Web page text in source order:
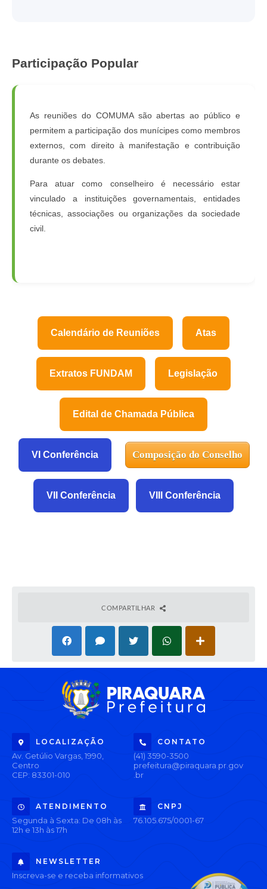
Participação Popular
As reuniões do COMUMA são abertas ao público e
permitem a participação dos munícipes como membros
externos, com direito à manifestação e contribuição
durante os debates.
Para atuar como conselheiro é necessário estar
vinculado a instituições governamentais, entidades
técnicas, associações ou organizações da sociedade
civil.
Calendário de Reuniões Atas
Extratos FUNDAM Legislação
Edital de Chamada Pública
VI Conferência Composição do Conselho
VII Conferência VIII Conferência
COMPARTILHAR
LOCALIZAÇÃO
Av. Getúlio Vargas, 1990,
Centro
CEP: 83301-010
CONTATO
(41) 3590-3500
prefeitura@piraquara.pr.gov
.br
ATENDIMENTO
Segunda à Sexta: De 08h às
12h e 13h às 17h
CNPJ
76.105.675/0001-67
NEWSLETTER
Inscreva-se e receba informativos